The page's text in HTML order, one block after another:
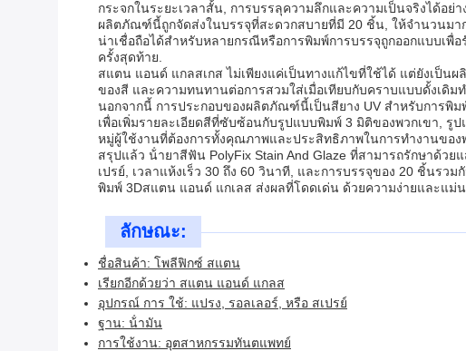
กระจกในระยะเวลาสั้น, การบรรลุความลึกและความเป็นจริงได้อย่า
ผลิตภัณฑ์นี้ถูกจัดส่งในบรรจุที่สะดวกสบายที่มี 20 ชิ้น, ให้จํานวนมา
น่าเชื่อถือได้สําหรับหลายกรณีหรือการพิมพ์การบรรจุถูกออกแบบเ
ครั้งสุดท้าย.
สแตน แอนด์ แกลสเกส ไม่เพียงแค่เป็นทางแก้ไขที่ใช้ได้ แต่ยังเป็
ของสี และความทนทานต่อการสวมใส่เมื่อเทียบกับคราบแบบดั้งเดิ
นอกจากนี้ การประกอบของผลิตภัณฑ์นี้เป็นสียาง UV สําหรับการพิม
เพื่อเพิ่มรายละเอียดสีที่ซับซ้อนกับรูปแบบพิมพ์ 3 มิติของพวกเขา, รู
หมู่ผู้ใช้งานที่ต้องการทั้งคุณภาพและประสิทธิภาพในการทํางานของ
สรุปแล้ว น้ํายาสีฟัน PolyFix Stain And Glaze ที่สามารถรักษาด้ว
เปรย์, เวลาแห้งเร็ว 30 ถึง 60 วินาที, และการบรรจุของ 20 ชิ้น
พิมพ์ 3Dสแตน แอนด์ แกเลส ส่งผลที่โดดเด่น ด้วยความง่ายและแม่
ลักษณะ:
ชื่อสินค้า: โพลีฟิกซ์ สแตน
เรียกอีกด้วยว่า สแตน แอนด์ แกลส
อุปกรณ์ การ ใช้: แปรง, รอลเลอร์, หรือ สเปรย์
ฐาน: น้ํามัน
การใช้งาน: อุตสาหกรรมทันตแพทย์